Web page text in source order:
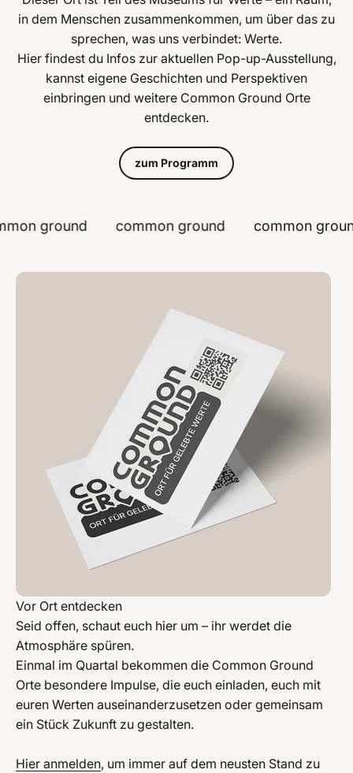
in dem Menschen zusammenkommen, um über das zu
sprechen, was uns verbindet: Werte.
Hier findest du Infos zur aktuellen Pop-up-Ausstellung,
kannst eigene Geschichten und Perspektiven
einbringen und weitere Common Ground Orte
entdecken.
zum Programm
ground common ground common
Vor Ort entdecken
Seid offen, schaut euch hier um – ihr werdet die
Atmosphäre spüren.
Einmal im Quartal bekommen die Common Ground
Orte besondere Impulse, die euch einladen, euch mit
euren Werten auseinanderzusetzen oder gemeinsam
ein Stück Zukunft zu gestalten.
Hier anmelden, um immer auf dem neusten Stand zu